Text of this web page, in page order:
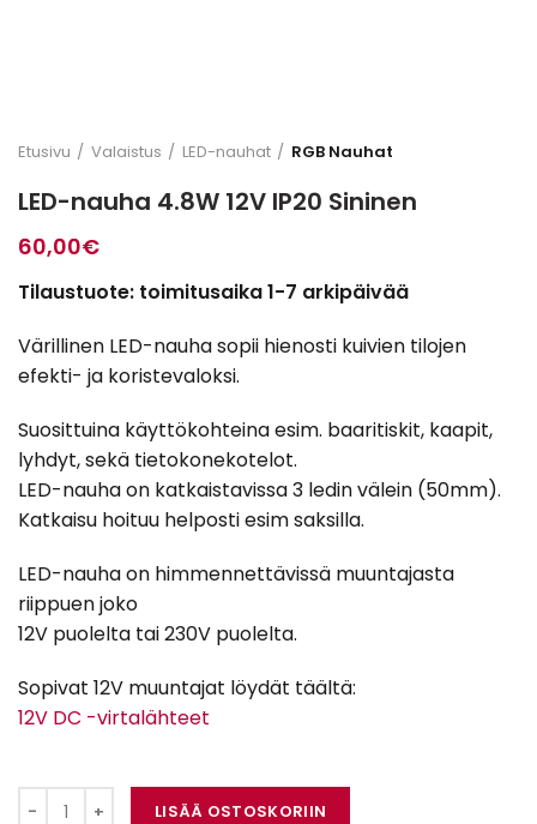
Etusivu Valaistus LED-nauhat RGB Nauhat
LED-nauha 4.8W 12V IP20 Sininen
60,00€
Tilaustuote: toimitusaika 1-7 arkipäivää
Värillinen LED-nauha sopii hienosti kuivien tilojen
efekti- ja koristevaloksi.
Suosittuina käyttökohteina esim. baaritiskit, kaapit,
lyhdyt, sekä tietokonekotelot.
LED-nauha on katkaistavissa 3 ledin välein (50mm).
Katkaisu hoituu helposti esim saksilla.
LED-nauha on himmennettävissä muuntajasta
riippuen joko
12V puolelta tai 230V puolelta.
Sopivat 12V muuntajat löydät täältä:
12V DC -virtalähteet
LED-nauha 4.8W 12V IP20 Sininen määrä
LISÄÄ OSTOSKORIIN